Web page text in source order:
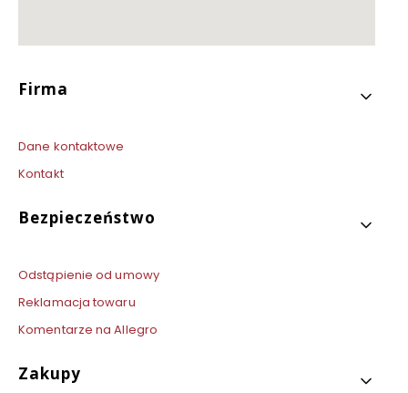
Linki w stopce
Firma
Dane kontaktowe
Kontakt
Bezpieczeństwo
Odstąpienie od umowy
Reklamacja towaru
Komentarze na Allegro
Zakupy